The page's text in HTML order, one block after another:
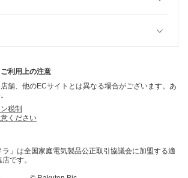
利用上の注意
舗、他のECサイトとは異なる場合がございます。あ
税制
ください
ラ」は全国家庭電気製品公正取引協議会に加盟する適
です。